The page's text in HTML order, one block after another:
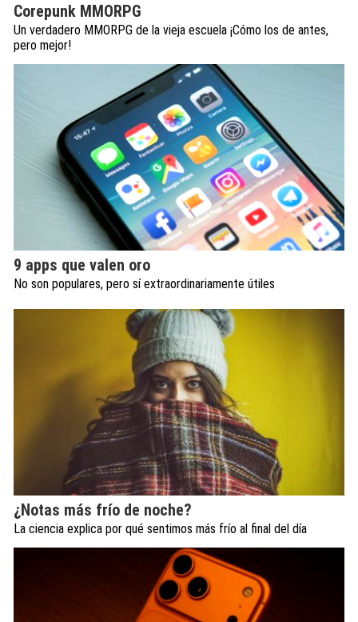
Corepunk MMORPG
Un verdadero MMORPG de la vieja escuela ¡Cómo los de antes,
pero mejor!
9 apps que valen oro
No son populares, pero sí extraordinariamente útiles
¿Notas más frío de noche?
La ciencia explica por qué sentimos más frío al final del día